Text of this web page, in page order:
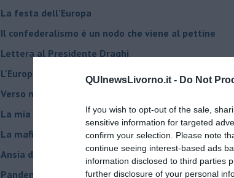
QUInewsLivorno.it - Do Not
If you wish to opt-out of the sale,
sensitive information for targeted
confirm your selection. Please note
continue seeing interest-based ads
information disclosed to third parties
further disclosure of your personal
La festa dell'Europa
Il confederalismo è un nodo che viene al pettine
Lettera al Presidente Draghi
L'Europa non regge il confronto con USA, Russia e Cina
Verso nuovi modelli economici postpandemia
​La mia generazione... Quella dell'alluvione 1966
​La mafia sanitaria ai tempi del covid
Ansia da Covid
Pandemia e modello neoliberista